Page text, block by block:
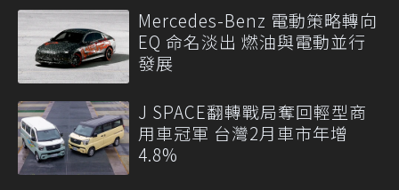
Mercedes-Benz 電動策略轉向
EQ 命名淡出 燃油與電動並行
發展
J SPACE翻轉戰局奪回輕型商
用車冠軍 台灣2月車市年增
4.8%